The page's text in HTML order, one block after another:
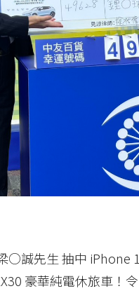
○誠先生 抽中 iPhone
豪華純電休旅車